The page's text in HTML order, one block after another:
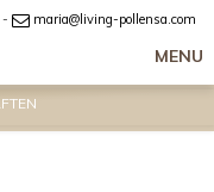
- maria@living-pollensa.com
MENU